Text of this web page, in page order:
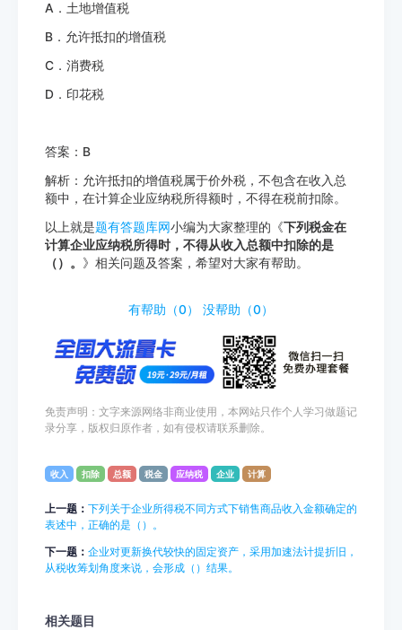
A．土地增值税
B．允许抵扣的增值税
C．消费税
D．印花税
答案：B
解析：允许抵扣的增值税属于价外税，不包含在收入总
额中，在计算企业应纳税所得额时，不得在税前扣除。
以上就是题有答题库网小编为大家整理的《下列税金在
计算企业应纳税所得时，不得从收入总额中扣除的是
（）。 》相关问题及答案，希望对大家有帮助。
有帮助（0） 没帮助（0）
免责声明：文字来源网络非商业使用，本网站只作个人学习做题记
录分享，版权归原作者，如有侵权请联系删除。
收入 扣除 总额 税金 应纳税 企业 计算
上一题： 下列关于企业所得税不同方式下销售商品收入金额确定的
表述中，正确的是（）。
下一题： 企业对更新换代较快的固定资产，采用加速法计提折旧，
从税收筹划角度来说，会形成（）结果。
相关题目